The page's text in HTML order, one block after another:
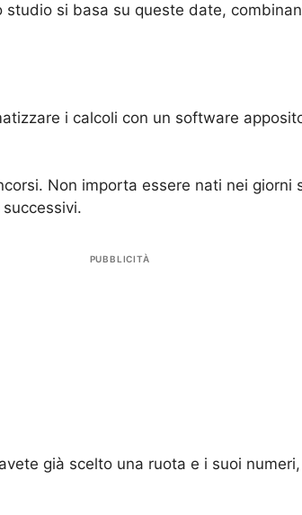
si basa su queste date,
i calcoli con un software
Non importa essere nati nei
PUBBLICITÀ
già scelto una ruota e i suoi